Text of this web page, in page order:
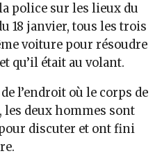
police sur les lieux du
18 janvier, tous les trois
voiture pour résoudre
qu’il était au volant.
l’endroit où le corps de
les deux hommes sont
discuter et ont fini